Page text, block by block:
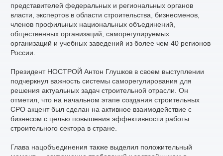
представителей федеральных и региональных органов
власти, экспертов в области строительства, бизнесменов,
членов профильных национальных объединений,
общественных организаций, саморегулируемых
организаций и учебных заведений из более чем 40 регионов
России.
Президент НОСТРОЙ Антон Глушков в своем выступлении
подчеркнул важность системы саморегулирования для
решения актуальных задач строительной отрасли. Он
отметил, что на начальном этапе создания строительных
СРО акцент был сделан на активное взаимодействие с
бизнесом с целью повышения эффективности работы
строительного сектора в стране.
Глава нацобъединения также выделил положительный